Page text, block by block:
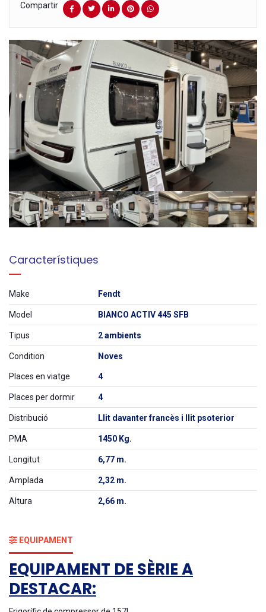
Compartir
Característiques
Make Fendt
Model BIANCO ACTIV 445 SFB
Tipus 2 ambients
Condition Noves
Places en viatge 4
Places per dormir 4
Distribució Llit davanter francès i llit psoterior
PMA 1450 Kg.
Longitut 6,77 m.
Amplada 2,32 m.
Altura 2,66 m.
EQUIPAMENT
EQUIPAMENT DE SÈRIE A
DESTACAR: